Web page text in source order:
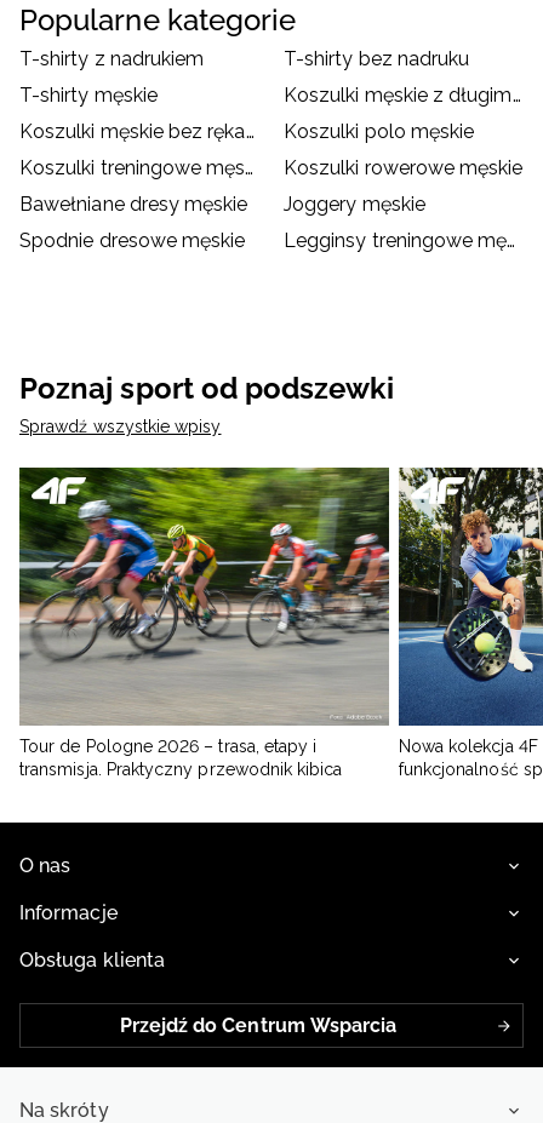
Popularne kategorie
T-shirty z nadrukiem
T-shirty bez nadruku
T-shirty męskie
Koszulki męskie z długim rękawem
Koszulki męskie bez rękawów
Koszulki polo męskie
Koszulki treningowe męskie
Koszulki rowerowe męskie
Bawełniane dresy męskie
Joggery męskie
Spodnie dresowe męskie
Legginsy treningowe męskie
Poznaj sport od podszewki
Sprawdź wszystkie wpisy
Tour de Pologne 2026 – trasa, etapy i
transmisja. Praktyczny przewodnik kibica
Nowa kolekcja
funkcjonalność
O nas
Informacje
Obsługa klienta
Przejdź do Centrum Wsparcia
Na skróty